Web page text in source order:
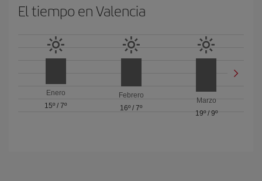
El tiempo en Valencia
Enero
15º /7º
Febrero
16º / 7º
Marzo
19º/ 9º